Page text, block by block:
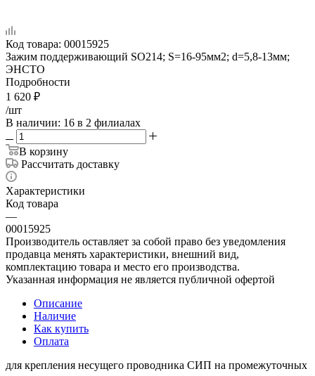
Код товара: 00015925
Зажим поддерживающий SO214; S=16-95мм2; d=5,8-13мм;
ЭНСТО
Подробности
1 620 ₽
/шт
В наличии: 16 в 2 филиалах
В корзину
Рассчитать доставку
Характеристики
Код товара
—
00015925
Производитель оставляет за собой право без уведомления
продавца менять характеристики, внешний вид,
комплектацию товара и место его производства.
Указанная информация не является публичной офертой
Описание
Наличие
Как купить
Оплата
для крепления несущего проводника СИП на промежуточных